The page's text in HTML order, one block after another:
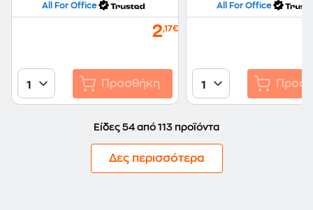
All For Office
2,17€
1 Προσθήκη
All For Office
1
Είδες 54 από 113 προϊόντα
Δες περισσότερα